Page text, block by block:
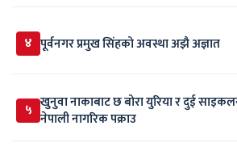
४ पूर्वनगर प्रमुख सिंहको अवस्था अझै अज्ञात
५ खुनुवा नाकाबाट छ बोरा युरिया र दुई
नेपाली नागरिक पक्राउ